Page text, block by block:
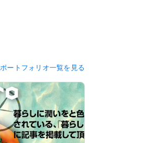
ポートフォリオ一覧を見る